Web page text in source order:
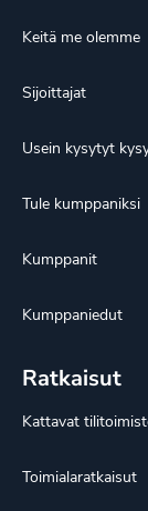
Keitä me olemme
Sijoittajat
Usein kysytyt
Tule kumppaniksi
Kumppanit
Kumppaniedut
Ratkaisut
Kattavat
Toimialaratkaisut